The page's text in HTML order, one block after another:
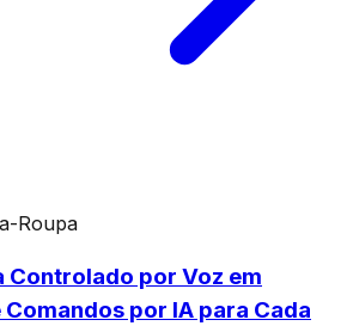
Roupa
Controlado por Voz em
por IA para Cada